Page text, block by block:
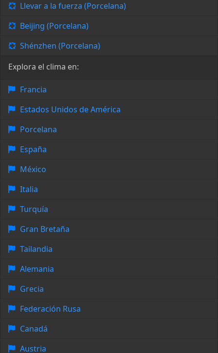
Llevar a la fuerza (Porcelana)
Beijing (Porcelana)
Shénzhen (Porcelana)
Explora el clima en:
Francia
Estados Unidos de América
Porcelana
España
México
Italia
Turquía
Gran Bretaña
Tailandia
Alemania
Grecia
Federación Rusa
Canadá
Austria